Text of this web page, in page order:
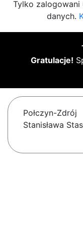
Tylko
danych.
Gratulacje!
Połczyn-Zdrój
Stanisława